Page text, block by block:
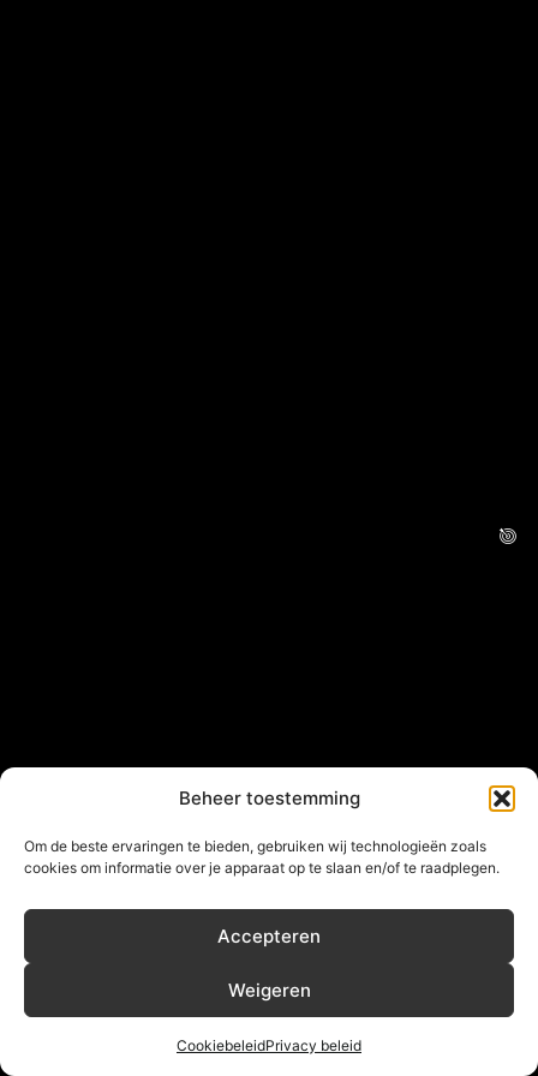
Beheer toestemming
Om de beste ervaringen te bieden, gebruiken wij technologieën zoals
cookies om informatie over je apparaat op te slaan en/of te raadplegen.
Accepteren
Weigeren
CookiebeleidPrivacy beleid